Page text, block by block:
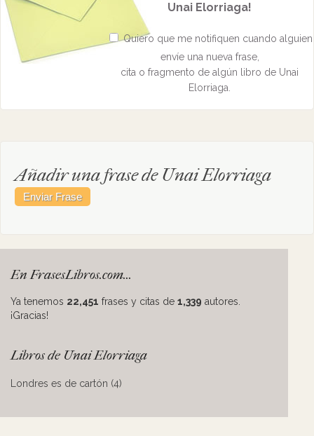
Unai Elorriaga!
Quiero que me notifiquen cuando alguien
envíe una nueva frase,
cita o fragmento de algún libro de Unai
Elorriaga.
Añadir una frase de Unai Elorriaga
En FrasesLibros.com...
Ya tenemos 22,451 frases y citas de 1,339 autores.
¡Gracias!
Libros de Unai Elorriaga
Londres es de cartón (4)